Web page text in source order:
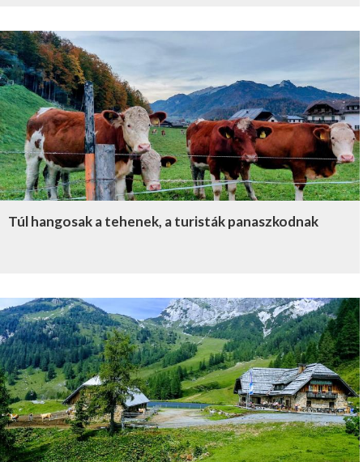
Túl hangosak a tehenek, a turisták panaszkodnak